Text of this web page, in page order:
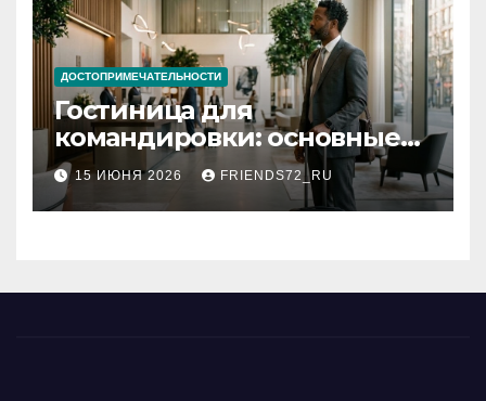
ДОСТОПРИМЕЧАТЕЛЬНОСТИ
Гостиница для
командировки: основные
критерии выбора
15 ИЮНЯ 2026 FRIENDS72_RU